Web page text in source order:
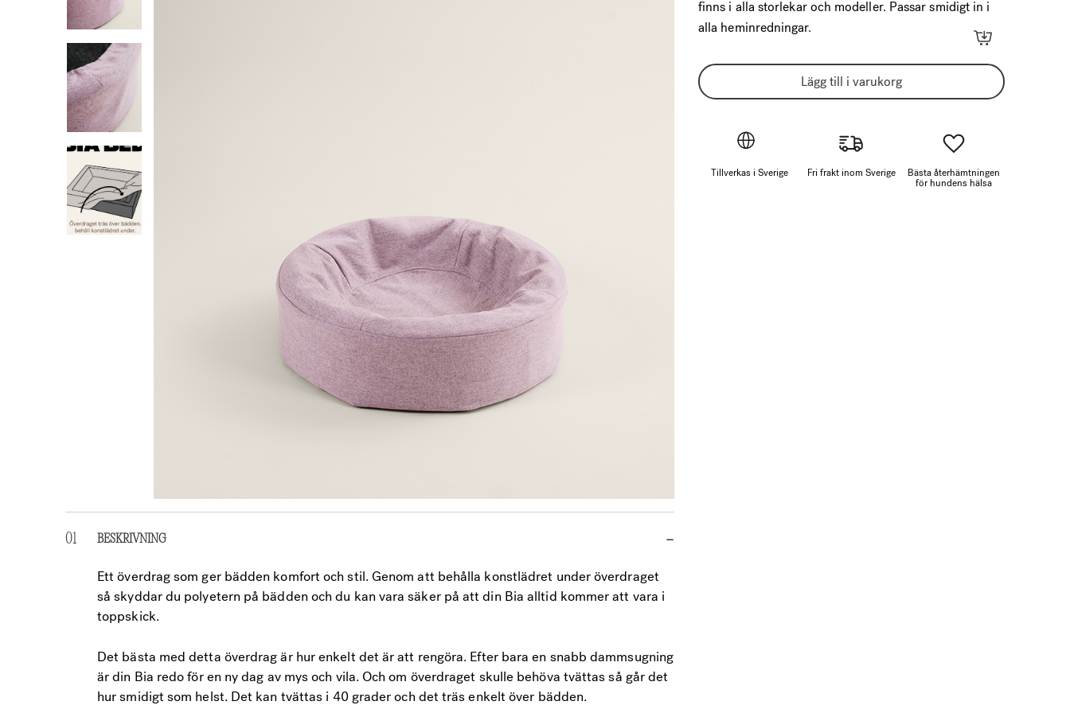
finns i alla storlekar och modeller. Passar smidigt in i
alla heminredningar.
Lägg till i varukorg
Tillverkas i Sverige Fri frakt inom Sverige
Bästa återhämtningen
för hundens hälsa
BESKRIVNING
Ett överdrag som ger bädden komfort och stil. Genom att behålla konstlädret under överdraget
så skyddar du polyetern på bädden och du kan vara säker på att din Bia alltid kommer att vara i
toppskick.
Det bästa med detta överdrag är hur enkelt det är att rengöra. Efter bara en snabb dammsugning
är din Bia redo för en ny dag av mys och vila. Och om överdraget skulle behöva tvättas så går det
hur smidigt som helst. Det kan tvättas i 40 grader och det träs enkelt över bädden.